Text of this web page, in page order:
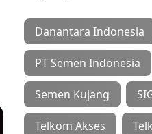
Danantara Indonesia
PT Semen Indonesia
Semen Kujang
Telkom Akses